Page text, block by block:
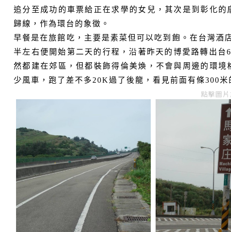
追分至成功的車票給正在求學的女兒，其次是到彰化
歸線，作為環台的象徵。
早餐是在旅館吃，主要是素菜但可以吃到飽。在台灣酒
半左右便開始第二天的行程，沿著昨天的博愛路轉出台
然都建在郊區，但都裝飾得倫美煥，不會與周邊的環
少風車，跑了差不多 20K過了後龍，看見前面有條300米
點擊圖